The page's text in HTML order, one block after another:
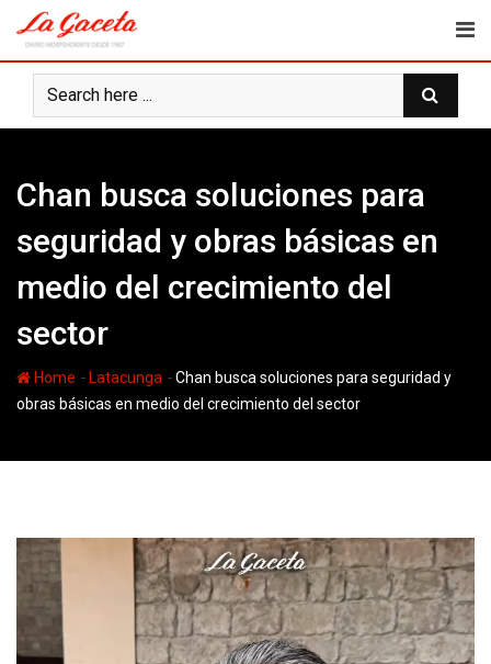
content
Chan busca soluciones para
seguridad y obras básicas en
medio del crecimiento del
sector
Home - Latacunga -Chan busca soluciones para seguridad y
obras básicas en medio del crecimiento del sector